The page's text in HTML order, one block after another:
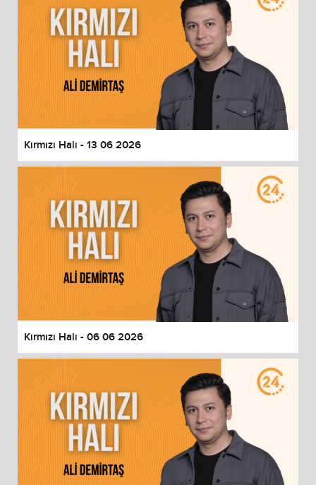
Kırmızı Halı - 13 06 2026
Kırmızı Halı - 06 06 2026